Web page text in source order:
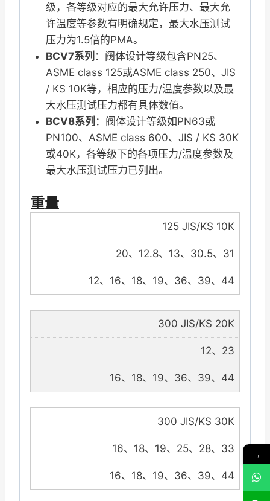
级，各等级对应的最大允许压力、最大允
许温度等参数有明确规定，最大水压测试
压力为1.5倍的PMA。
BCV7系列 ：阀体设计等级包含PN25、
ASME class 125或ASME class 250、JIS
/ KS 10K等，相应的压力/温度参数以及最
大水压测试压力都有具体数值。
BCV8系列 ：阀体设计等级如PN63或
PN100、ASME class 600、JIS / KS 30K
或40K，各等级下的各项压力/温度参数及
最大水压测试压力已列出。
重量
125 JIS/KS 10K
20、12.8、13、30.5、31
12、16、18、19、36、39、44
300 JIS/KS 20K
12、23
16、18、19、36、39、44
300 JIS/KS 30K
16、18、19、25、28、33
16、18、19、36、39、44
→